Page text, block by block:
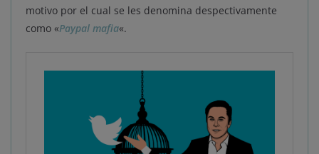
motivo por el cual se les denomina despectivamente
como «Paypal mafia«.